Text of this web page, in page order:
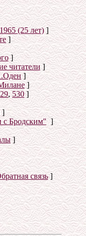
(25 лет)]
]
]
читатели]
]
]
,530]
]
с Бродским"]
]
связь]